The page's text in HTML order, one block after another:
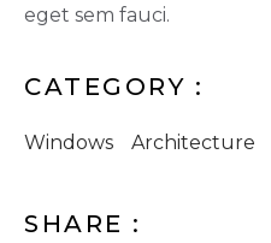
eget sem fauci.
CATEGORY :
Windows Architecture
SHARE :